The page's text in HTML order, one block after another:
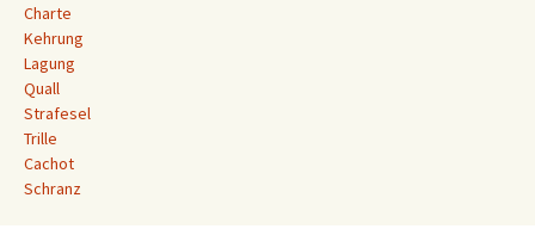
Charte
Kehrung
Lagung
Quall
Strafesel
Trille
Cachot
Schranz